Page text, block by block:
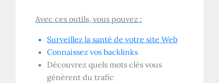
Avec ces outils, vous pouvez :
Surveillez la santé de votre site Web
Connaissez vosbacklinks
Découvrez quels mots clés vous
génèrent du trafic